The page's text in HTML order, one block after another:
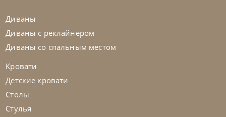
Диваны
Диваны с реклайнером
Диваны со спальным местом
Кровати
Детские кровати
Столы
Стулья